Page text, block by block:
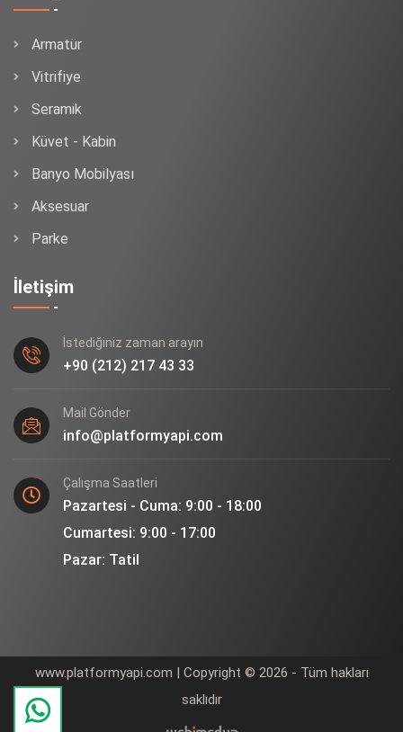
Armatür
Vitrifiye
Seramik
Küvet - Kabin
Banyo Mobilyası
Aksesuar
Parke
İletişim
İstediğiniz zaman arayın
+90 (212) 217 43 33
Mail Gönder
info@platformyapi.com
Çalışma Saatleri
Pazartesi - Cuma: 9:00 - 18:00
Cumartesi: 9:00 - 17:00
Pazar: Tatil
www.platformyapi.com | Copyright © 2026 - Tüm hakları
saklıdır